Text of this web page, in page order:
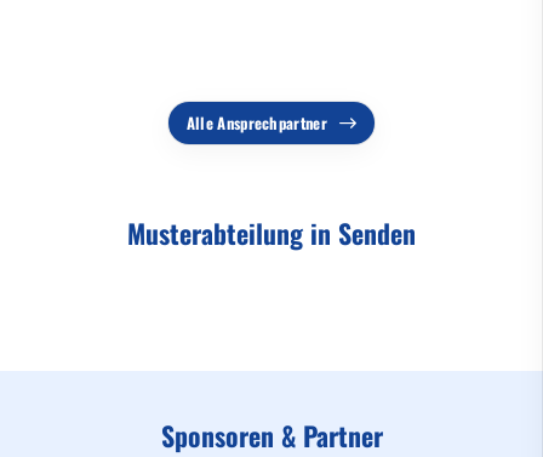
Alle Ansprechpartner
Musterabteilung in Senden
Sponsoren & Partner